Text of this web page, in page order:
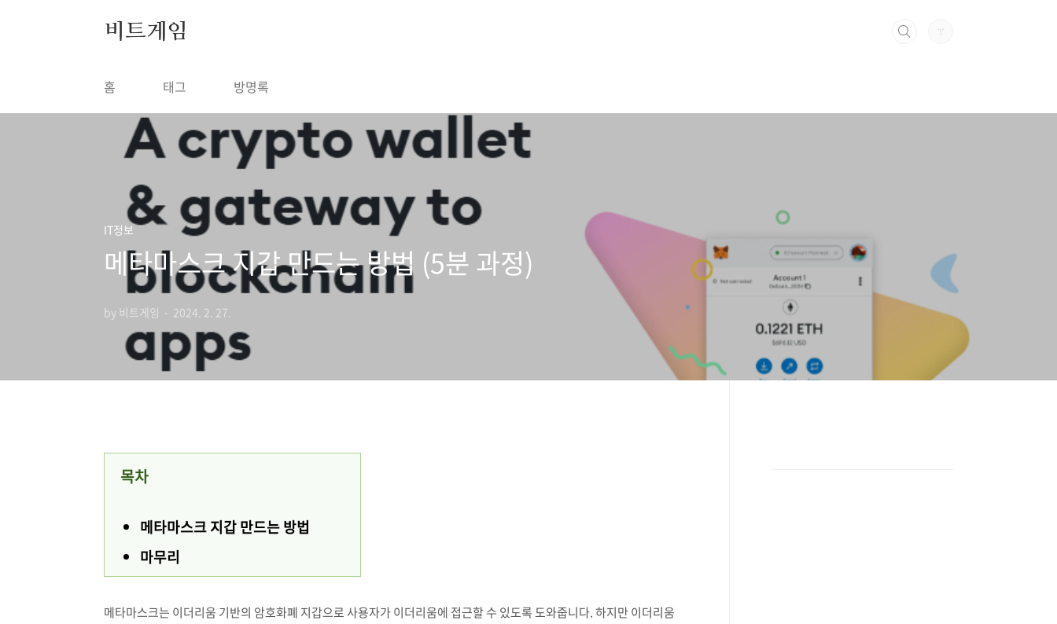
비트게임
홈 태그 방명록
IT정보
메타마스크 지갑 만드는 방법 (5분 과정)
by 비트게임 2024. 2. 27.
목차
메타마스크 지갑 만드는 방법
마무리
메타마스크는 이더리움 기반의 암호화폐 지갑으로 사용자가 이더리움에 접근할 수 있도록 도와줍니다. 하지만 이더리움